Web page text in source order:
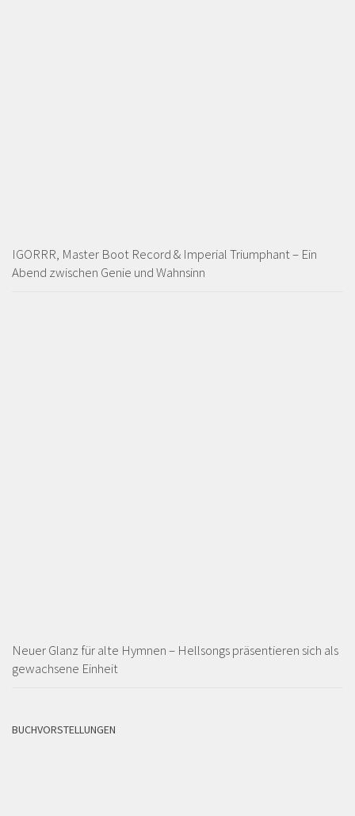
IGORRR, Master Boot Record & Imperial Triumphant – Ein
Abend zwischen Genie und Wahnsinn
Neuer Glanz für alte Hymnen – Hellsongs präsentieren sich als
gewachsene Einheit
BUCHVORSTELLUNGEN